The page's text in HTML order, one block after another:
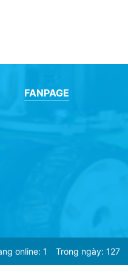
FANPAGE
online: 1 Trong ngày: 127